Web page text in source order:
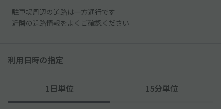
駐車場周辺の道路は一方通行です
近隣の道路情報をよくご確認ください
利用日時の指定
1日単位 15分単位